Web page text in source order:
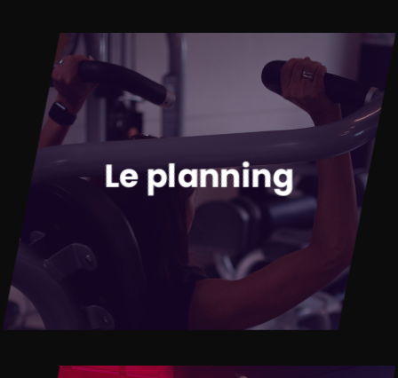
Le planning
Nous n’attendons plus que vous
pour le cours collectif